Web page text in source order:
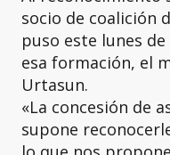
socio de coalición
puso este lunes
esa formación, el
Urtasun.
«La concesión de
supone